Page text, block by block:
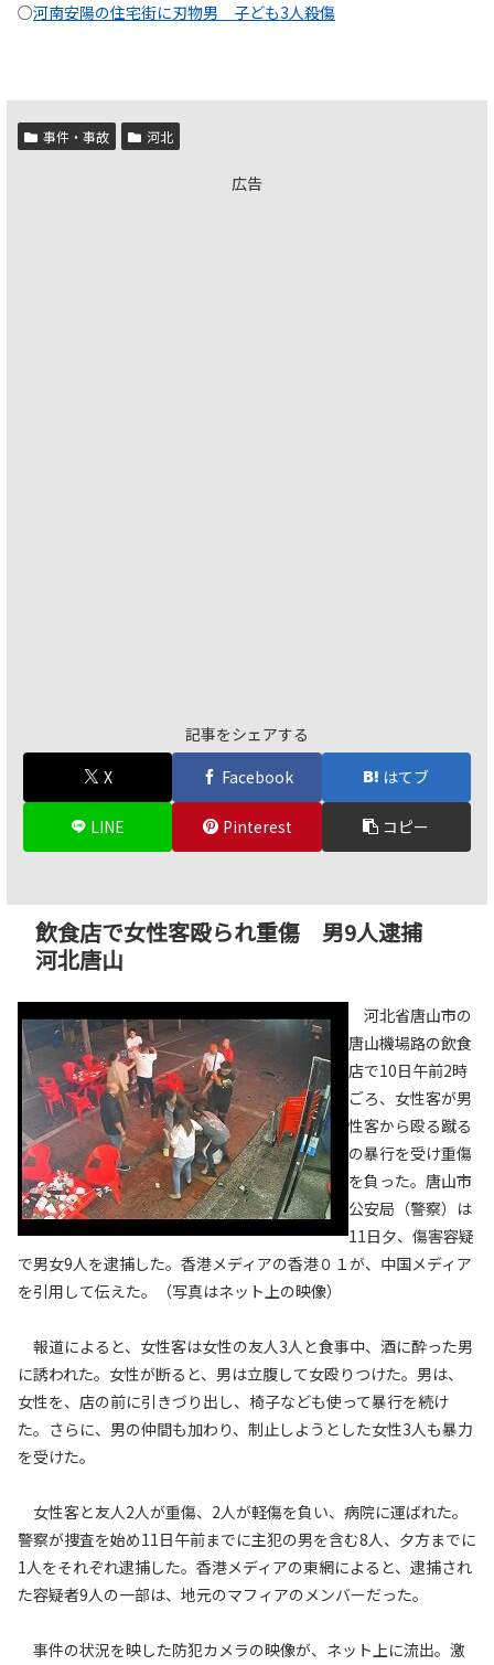
○河南安陽の住宅街に刃物男 子ども3人殺傷
事件・事故 河北
広告
記事をシェアする
X
Facebook はてブ
LINE Pinterest コピー
飲食店で女性客殴られ重傷 男9人逮捕
河北唐山
河北省唐山市の
唐山機場路の飲食
店で10日午前2時
ごろ、女性客が男
性客から殴る蹴る
の暴行を受け重傷
を負った。唐山市
公安局（警察）は
11日夕、傷害容疑
で男女9人を逮捕した。香港メディアの香港０１が、中国メディア
を引用して伝えた。（写真はネット上の映像）
報道によると、女性客は女性の友人3人と食事中、酒に酔った男
に誘われた。女性が断ると、男は立腹して女殴りつけた。男は、
女性を、店の前に引きづり出し、椅子なども使って暴行を続け
た。さらに、男の仲間も加わり、制止しようとした女性3人も暴力
を受けた。
女性客と友人2人が重傷、2人が軽傷を負い、病院に運ばれた。
警察が捜査を始め11日午前までに主犯の男を含む8人、夕方までに
1人をそれぞれ逮捕した。香港メディアの東網によると、逮捕され
た容疑者9人の一部は、地元のマフィアのメンバーだった。
事件の状況を映した防犯カメラの映像が、ネット上に流出。激